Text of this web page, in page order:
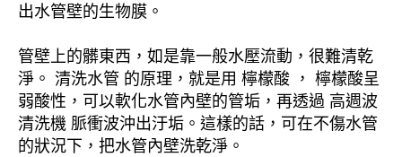
出水管壁的生物膜。
管壁上的髒東西，如是靠一般水壓流動，很難清乾
淨。 清洗水管 的原理，就是用 檸檬酸 ， 檸檬酸呈
弱酸性，可以軟化水管內壁的管垢，再透過 高週波
清洗機 脈衝波沖出汙垢。這樣的話，可在不傷水管
的狀況下，把水管內壁洗乾淨。